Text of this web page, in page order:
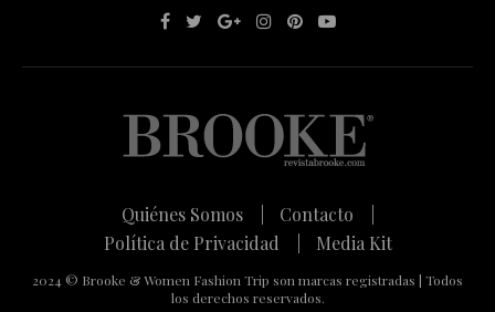
Quiénes Somos |
Contacto |
Política de Privacidad |
Media Kit
2024 © Brooke & Women Fashion Trip son marcas registradas | Todos
los derechos reservados.